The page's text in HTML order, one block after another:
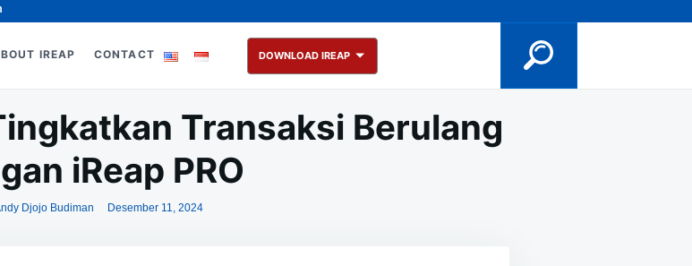
IREAP CONTACT DOWNLOAD IREAP
Transaksi Berulang
iReap PRO
Djojo Budiman Desember 11, 2024